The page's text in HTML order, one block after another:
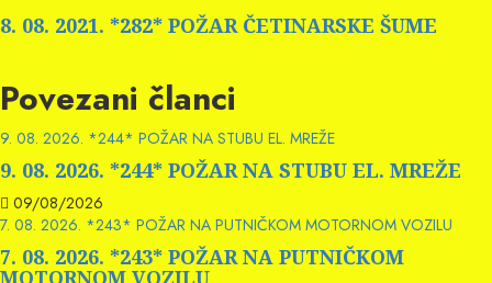
post:
8. 08. 2021. *282* POŽAR ČETINARSKE ŠUME
Povezani članci
9. 08. 2026. *244* POŽAR NA STUBU EL. MREŽE
9. 08. 2026. *244* POŽAR NA STUBU EL. MREŽE
09/08/2026
7. 08. 2026. *243* POŽAR NA PUTNIČKOM MOTORNOM VOZILU
7. 08. 2026. *243* POŽAR NA PUTNIČKOM
MOTORNOM VOZILU